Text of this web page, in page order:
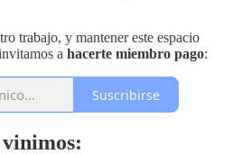
trabajo, y mantener este espacio
a hacerte miembro pago:
Suscribirse